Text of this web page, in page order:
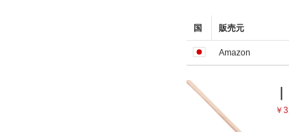
国 販売元
Amazon
￥